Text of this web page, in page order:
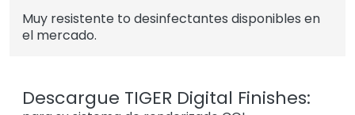
Muy resistente to desinfectantes disponibles en
el mercado.
Descargue TIGER Digital Finishes: